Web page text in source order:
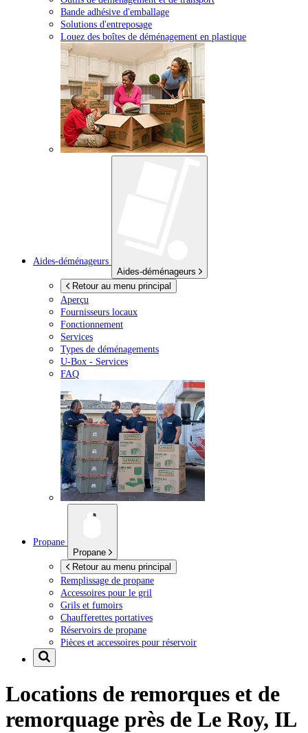
Bande adhésive d'emballage
Solutions d'entreposage
Louez des boîtes de déménagement en plastique
Aides-déménageurs
Aides-déménageurs
Retour au menu principal
Aperçu
Fournisseurs locaux
Fonctionnement
Services
Types de déménagements
U-Box - Services
FAQ
Propane
Propane
Retour au menu principal
Remplissage de propane
Accessoires pour le gril
Grils et fumoirs
Chaufferettes portatives
Réservoirs de propane
Pièces et accessoires pour réservoir
Locations de remorques et de
remorquage près de Le Roy, IL